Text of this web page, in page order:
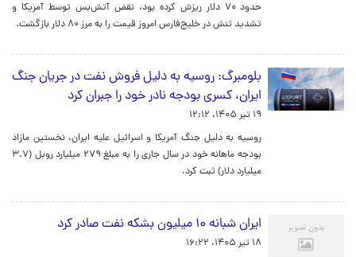
حدود ۷۰ دلار ریزش کرده بود، نقض آتش‌بس توسط آمریکا و
تشدید تنش در خلیج‌فارس امروز قیمت را به مرز ۸۰ دلار بازگشت.
بلومبرگ: روسیه به دلیل فروش نفت در جریان جنگ
ایران، کسری بودجه نادر خود را جبران کرد
۱۹ تیر ۱۴۰۵، ۱۲:۱۲
روسیه به دلیل جنگ آمریکا و اسرائیل علیه ایران، نخستین مازاد
بودجه ماهانه خود در سال جاری را به مبلغ ۲۷۹ میلیارد روبل (۳.۷
میلیارد دلار) ثبت کرد.
ایران شبانه ۱۰ میلیون بشکه نفت صادر کرد
۱۸ تیر ۱۴۰۵، ۱۶:۲۲